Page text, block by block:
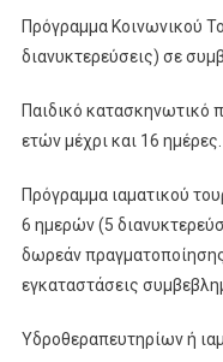
Πρόγραμμα Κοινωνικού
διανυκτερεύσεις) σε
Παιδικό κατασκηνωτικό
ετών μέχρι και 16 ημέρες.
Πρόγραμμα ιαματικού
6 ημερών (5
δωρεάν
εγκαταστάσεις
Yδροθεραπευτηρίων ή